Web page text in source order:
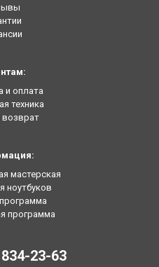
и оплата
техника
мастерская
ноутбуков
программа
23-63